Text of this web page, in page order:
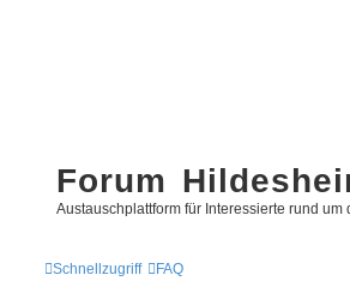
Forum
Austauschplattform für Interessierte rund
Schnellzugriff FAQ